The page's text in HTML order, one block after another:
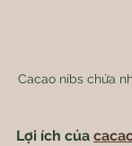
Cacao nibs chứa
Lợi ích của